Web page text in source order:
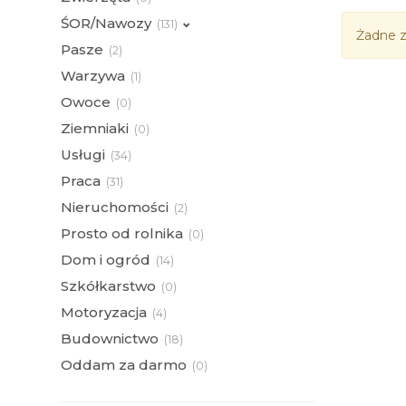
Żadne
ŚOR/Nawozy (131)
Pasze (2)
Warzywa (1)
Owoce (0)
Ziemniaki (0)
Usługi (34)
Praca (31)
Nieruchomości (2)
Prosto od rolnika (0)
Dom i ogród (14)
Szkółkarstwo (0)
Motoryzacja (4)
Budownictwo (18)
Oddam za darmo (0)